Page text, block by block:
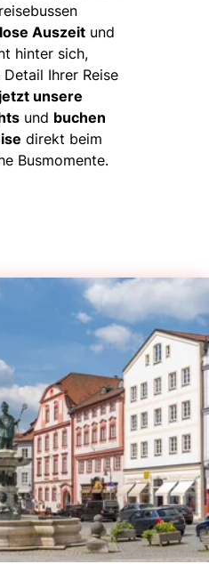
Auszeit und
hinter sich,
Ihrer Reise
unsere
und buchen
direkt beim
Busmomente.